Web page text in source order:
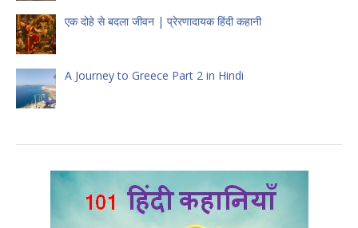
एक दोहे से बदला जीवन | प्रेरणादायक हिंदी कहानी
A Journey to Greece Part 2 in Hindi